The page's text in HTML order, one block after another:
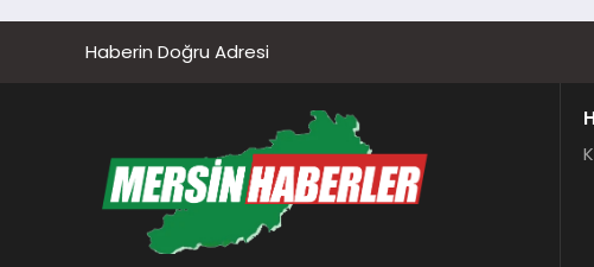
Haberin Doğru Adresi